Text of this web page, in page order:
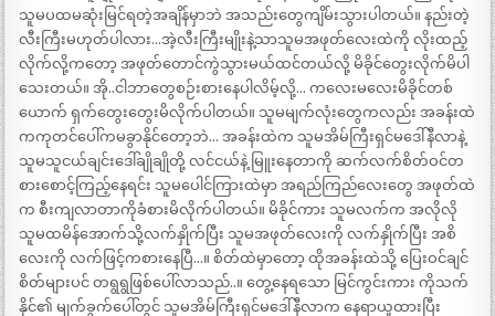
သူမပထမဆုံးမြင်ရတဲ့အချိန်မှာဘဲ အသည်းတွေကျိမ်းသွားပါတယ်။ နည်းတဲ့
လီးကြီးမဟုတ်ပါလား…အဲ့လီးကြီးမျိုးနဲ့သာသူမအဖုတ်လေးထဲကို လိုးထည့်
လိုက်လို့ကတော့ အဖုတ်တောင်ကွဲသွားမယ်ထင်တယ်လို့ မိခိုင်တွေးလိုက်မိပါ
သေးတယ်။ အို..ငါဘာတွေစဉ်းစားနေပါလိမ့်လို့… ကလေးမလေးမိခိုင်တစ်
ယောက် ရှက်တွေးတွေးမိလိုက်ပါတယ်။ သူမမျက်လုံးတွေကလည်း အခန်းထဲ
ကကုတင်ပေါ်ကမခွာနိုင်တော့ဘဲ… အခန်းထဲက သူမအိမ်ကြီးရှင်မဒေါ်နီလာနဲ့
သူမသူငယ်ချင်းဒေါ်ချိုချိုတို့ လင်ငယ်နဲ့ မြူးနေတာကို ဆက်လက်စိတ်ဝင်တ
စားစောင့်ကြည့်နေရင်း သူမပေါင်ကြားထဲမှာ အရည်ကြည်လေးတွေ အဖုတ်ထဲ
က စီးကျလာတာကိုခံစားမိလိုက်ပါတယ်။ မိခိုင်ကား သူမလက်က အလိုလို
သူမထမိန်အောက်သို့လက်နှိုက်ပြီး သူမအဖုတ်လေးကို လက်နှိုက်ပြီး အစိ
လေးကို လက်ဖြင့်ကစားနေပြီ…။ စိတ်ထဲမှာတော့ ထိုအခန်းထဲသို့ ပြေးဝင်ချင်
စိတ်များပင် တရွရွဖြစ်ပေါ်လာသည်..။ တွေ့နေရသော မြင်ကွင်းကား ကိုသက်
နိုင်၏ မျက်ခွက်ပေါ်တွင် သူမအိမ်ကြီးရှင်မဒေါ်နီလာက နေရာယူထားပြီး